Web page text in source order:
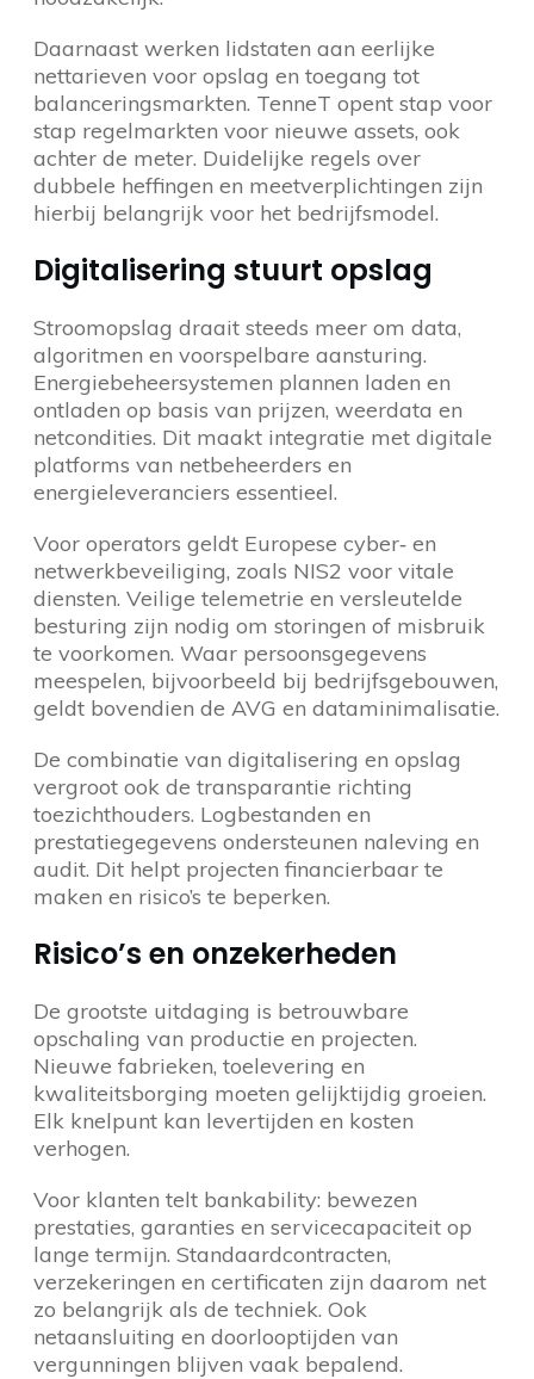
Daarnaast werken lidstaten aan eerlijke
nettarieven voor opslag en toegang tot
balanceringsmarkten. TenneT opent stap voor
stap regelmarkten voor nieuwe assets, ook
achter de meter. Duidelijke regels over
dubbele heffingen en meetverplichtingen zijn
hierbij belangrijk voor het bedrijfsmodel.
Digitalisering stuurt opslag
Stroomopslag draait steeds meer om data,
algoritmen en voorspelbare aansturing.
Energiebeheersystemen plannen laden en
ontladen op basis van prijzen, weerdata en
netcondities. Dit maakt integratie met digitale
platforms van netbeheerders en
energieleveranciers essentieel.
Voor operators geldt Europese cyber‑ en
netwerkbeveiliging, zoals NIS2 voor vitale
diensten. Veilige telemetrie en versleutelde
besturing zijn nodig om storingen of misbruik
te voorkomen. Waar persoonsgegevens
meespelen, bijvoorbeeld bij bedrijfsgebouwen,
geldt bovendien de AVG en dataminimalisatie.
De combinatie van digitalisering en opslag
vergroot ook de transparantie richting
toezichthouders. Logbestanden en
prestatiegegevens ondersteunen naleving en
audit. Dit helpt projecten financierbaar te
maken en risico’s te beperken.
Risico’s en onzekerheden
De grootste uitdaging is betrouwbare
opschaling van productie en projecten.
Nieuwe fabrieken, toelevering en
kwaliteitsborging moeten gelijktijdig groeien.
Elk knelpunt kan levertijden en kosten
verhogen.
Voor klanten telt bankability: bewezen
prestaties, garanties en servicecapaciteit op
lange termijn. Standaardcontracten,
verzekeringen en certificaten zijn daarom net
zo belangrijk als de techniek. Ook
netaansluiting en doorlooptijden van
vergunningen blijven vaak bepalend.